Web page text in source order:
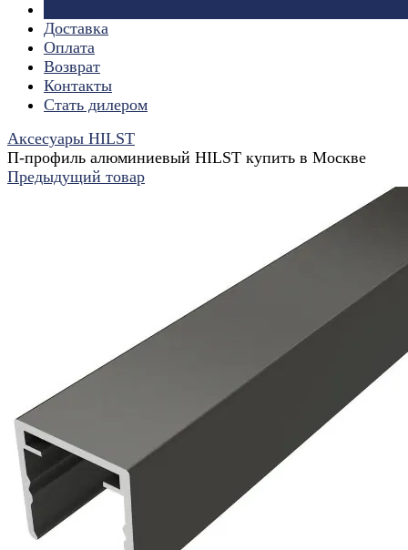
Доставка
Оплата
Возврат
Контакты
Стать дилером
Аксесуары HILST
П-профиль алюминиевый HILST купить в Москве
Предыдущий товар